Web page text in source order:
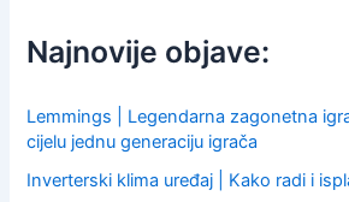
f
o
:
Najnovije objave:
Lemmings | Legendarna zagonetna
cijelu jednu generaciju igrača
Inverterski klima uređaj | Kako radi i